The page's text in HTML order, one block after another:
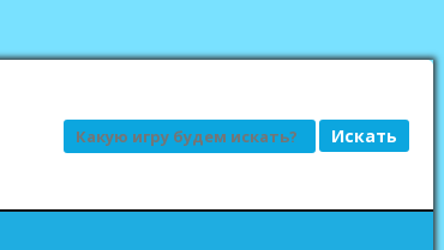
Поиск